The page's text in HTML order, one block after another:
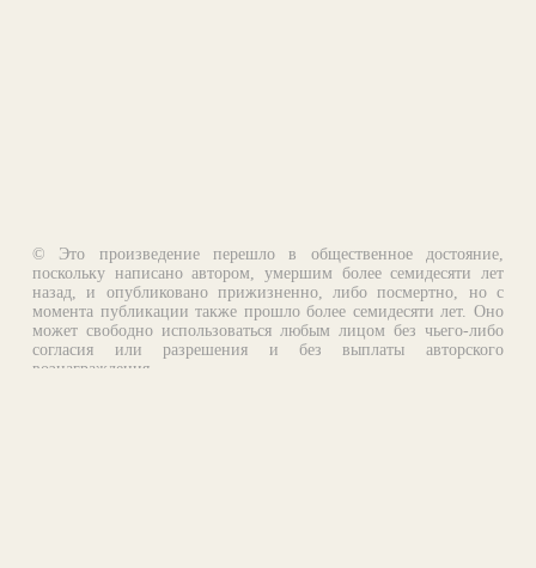
© Это произведение перешло в общественное достояние,
поскольку написано автором, умершим более семидесяти лет
назад, и опубликовано прижизненно, либо посмертно, но с
момента публикации также прошло более семидесяти лет. Оно
может свободно использоваться любым лицом без чьего-либо
согласия или разрешения и без выплаты авторского
вознаграждения.